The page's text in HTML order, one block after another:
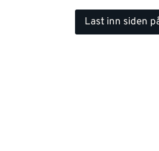
Last inn siden